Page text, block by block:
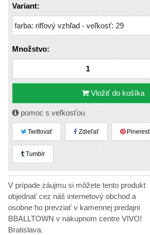
Variant:
Množstvo:
Vložiť do košíka
pomoc s veľkosťou
Twittovať Zdieľať Pinerest
Tumblr
V prípade záujmu si môžete tento produkt
objednať cez náš internetový obchod a
osobne ho prevziať v kamennej predajni
BBALLTOWN v nákupnom centre VIVO!
Bratislava.